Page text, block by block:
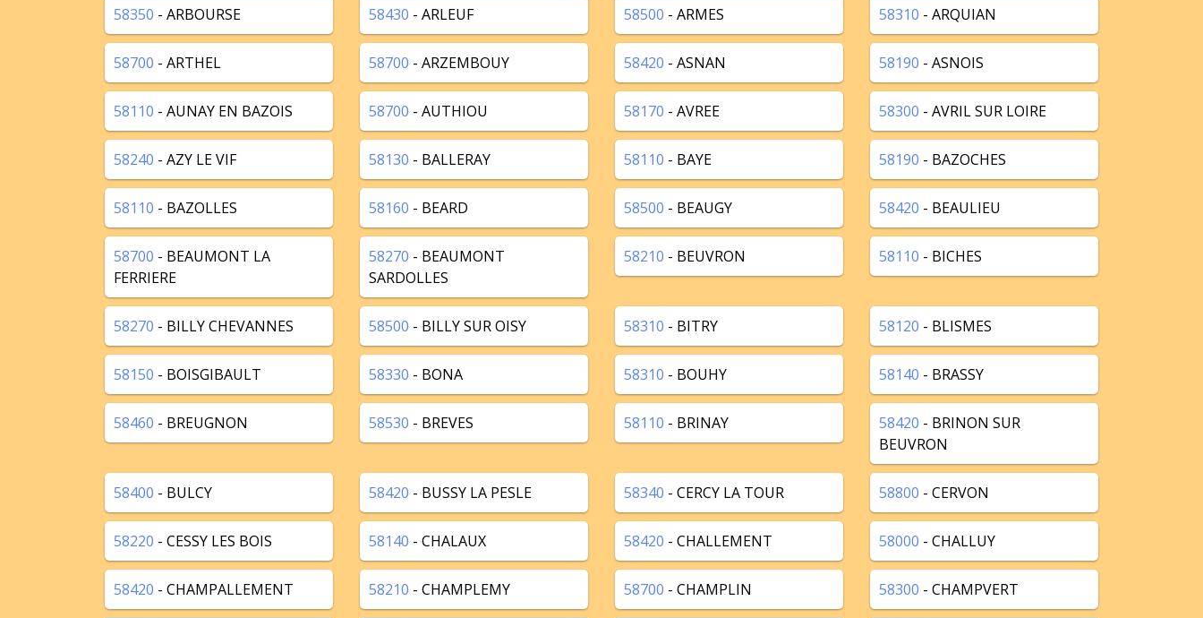
58350 - ARBOURSE 58430 - ARLEUF 58500 - ARMES 58310 - ARQUIAN
58700 - ARTHEL 58700 - ARZEMBOUY 58420 - ASNAN 58190 - ASNOIS
58110 - AUNAY EN BAZOIS 58700 - AUTHIOU 58170 - AVREE 58300 - AVRIL SUR LOIRE
58240 - AZY LE VIF 58130 - BALLERAY 58110 - BAYE 58190 - BAZOCHES
58110 - BAZOLLES 58160 - BEARD 58500 - BEAUGY 58420 - BEAULIEU
58700 - BEAUMONT LA
FERRIERE
58270 - BEAUMONT
SARDOLLES
58210 - BEUVRON 58110 - BICHES
58270 - BILLY CHEVANNES 58500 - BILLY SUR OISY 58310 - BITRY 58120 - BLISMES
58150 - BOISGIBAULT 58330 - BONA 58310 - BOUHY 58140 - BRASSY
58460 - BREUGNON 58530 - BREVES 58110 - BRINAY 58420 - BRINON SUR
BEUVRON
58400 - BULCY 58420 - BUSSY LA PESLE 58340 - CERCY LA TOUR 58800 - CERVON
58220 - CESSY LES BOIS 58140 - CHALAUX 58420 - CHALLEMENT 58000 - CHALLUY
58420 - CHAMPALLEMENT 58210 - CHAMPLEMY 58700 - CHAMPLIN 58300 - CHAMPVERT